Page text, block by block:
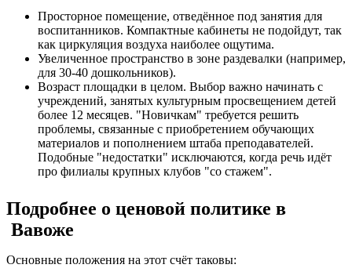
Просторное помещение, отведённое под занятия для
воспитанников. Компактные кабинеты не подойдут, так
как циркуляция воздуха наиболее ощутима.
Увеличенное пространство в зоне раздевалки (например,
для 30-40 дошкольников).
Возраст площадки в целом. Выбор важно начинать с
учреждений, занятых культурным просвещением детей
более 12 месяцев. "Новичкам" требуется решить
проблемы, связанные с приобретением обучающих
материалов и пополнением штаба преподавателей.
Подобные "недостатки" исключаются, когда речь идёт
про филиалы крупных клубов "со стажем".
Подробнее о ценовой политике в
Вавоже
Основные положения на этот счёт таковы: